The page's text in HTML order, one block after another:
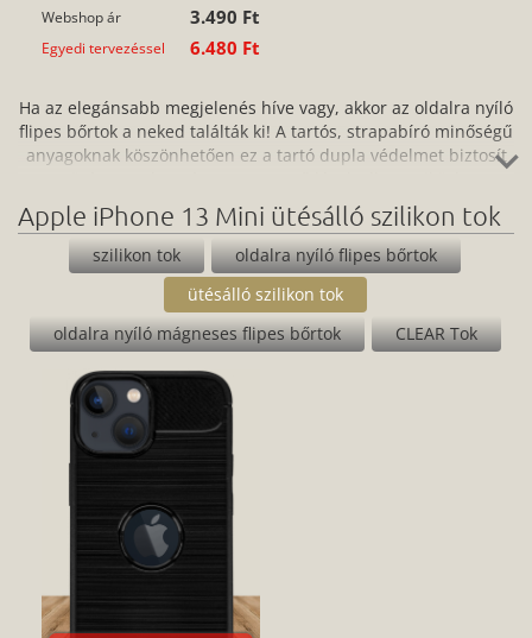
Webshop ár 3.490 Ft
Egyedi tervezéssel 6.480 Ft
Ha az elegánsabb megjelenés híve vagy, akkor az oldalra nyíló
flipes bőrtok a neked találták ki! A tartós, strapabíró minőségű
anyagoknak köszönhetően ez a tartó dupla védelmet biztosít
könnyen hozzáférsz az eszköz portjaihoz és kezelőpaneljéhez
is. A könnyen felhelyezhető és ugyanilyen egyszerűen
eltávolítható flipes bőr telefontok egyszerre praktikus és jól is
néz ki: vásárold meg webshopunkban most, vagy tervezz
egyedi megjelenést hozzá!
Apple iPhone 13 Mini ütésálló szilikon tok
szilikon tok
oldalra nyíló flipes bőrtok
ütésálló szilikon tok
oldalra nyíló mágneses flipes bőrtok
CLEAR Tok